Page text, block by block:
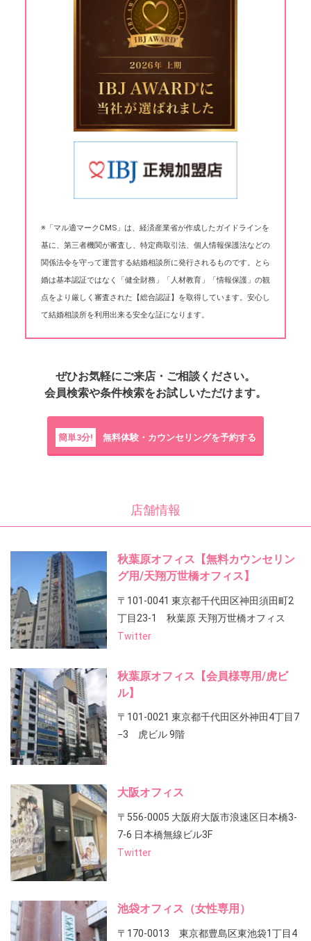
※「マル適マークCMS」は、経済産業省が作成したガイドラインを
基に、第三者機関が審査し、特定商取引法、個人情報保護法などの
関係法令を守って運営する結婚相談所に発行されるものです。とら
婚は基本認証ではなく「健全財務」「人材教育」「情報保護」の観
点をより厳しく審査された【総合認証】を取得しています。安心し
て結婚相談所を利用出来る安全な証になります。
ぜひお気軽にご来店・ご相談ください。
会員検索や条件検索をお試しいただけます。
簡単3分! 無料体験・カウンセリングを予約する
店舗情報
秋葉原オフィス【無料カウンセリン
グ用/天翔万世橋オフィス】
〒101-0041 東京都千代田区神田須田町2
丁目23-1 秋葉原 天翔万世橋オフィス
Twitter
秋葉原オフィス【会員様専用/虎ビ
ル】
〒101-0021 東京都千代田区外神田4丁目7
−3 虎ビル 9階
大阪オフィス
〒556-0005 大阪府大阪市浪速区日本橋3-
7-6 日本橋無線ビル3F
Twitter
池袋オフィス（女性専用）
〒170-0013 東京都豊島区東池袋1丁目4